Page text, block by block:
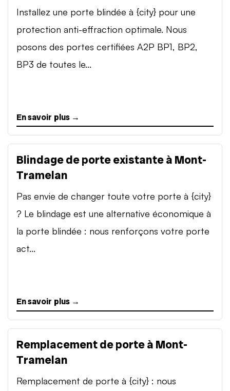
Installez une porte blindée à {city} pour une
protection anti-effraction optimale. Nous
posons des portes certifiées A2P BP1, BP2,
BP3 de toutes le...
En savoir plus →
Blindage de porte existante à Mont-
Tramelan
Pas envie de changer toute votre porte à {city}
? Le blindage est une alternative économique à
la porte blindée : nous renforçons votre porte
act...
En savoir plus →
Remplacement de porte à Mont-
Tramelan
Remplacement de porte à {city} : nous